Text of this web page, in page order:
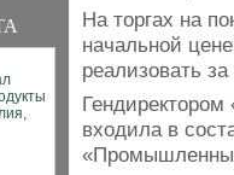
На торгах на
начальной
реализовать
входила в